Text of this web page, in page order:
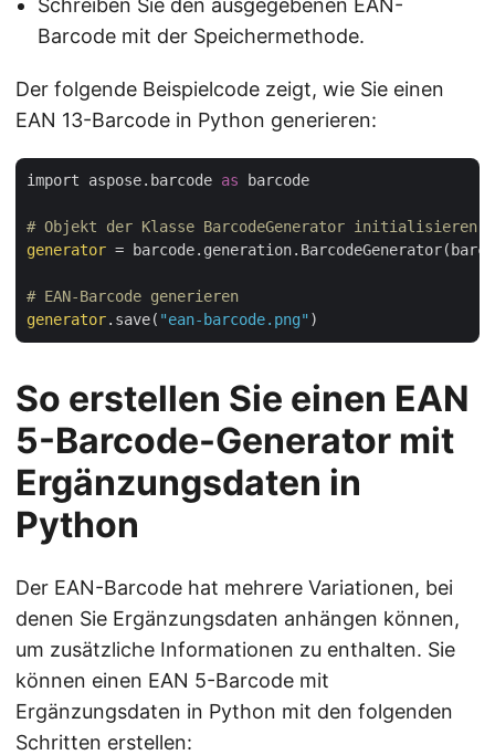
Schreiben Sie den ausgegebenen EAN-
Barcode mit der Speichermethode.
Der folgende Beispielcode zeigt, wie Sie einen
EAN 13-Barcode in Python generieren:
import aspose.barcode as barcode
# Objekt der Klasse BarcodeGenerator initialisieren
generator =
# EAN-Barcode generieren
generator.save( "ean-barcode.png"
So erstellen Sie einen EAN
5-Barcode-Generator mit
Ergänzungsdaten in
Python
Der EAN-Barcode hat mehrere Variationen, bei
denen Sie Ergänzungsdaten anhängen können,
um zusätzliche Informationen zu enthalten. Sie
können einen EAN 5-Barcode mit
Ergänzungsdaten in Python mit den folgenden
Schritten erstellen: